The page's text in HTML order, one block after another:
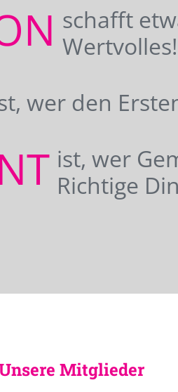
schafft
Wertvolles!
wer den
ist, wer
Richtige
Mitglieder